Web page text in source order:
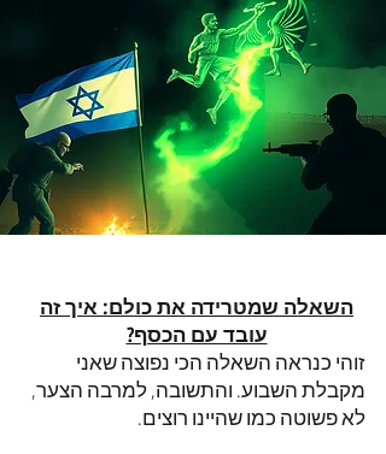
השאלה שמטרידה את כולם: איך זה
עובד עם הכסף?
זוהי כנראה השאלה הכי נפוצה שאני
מקבלת השבוע. והתשובה, למרבה הצער,
לא פשוטה כמו שהיינו רוצים.